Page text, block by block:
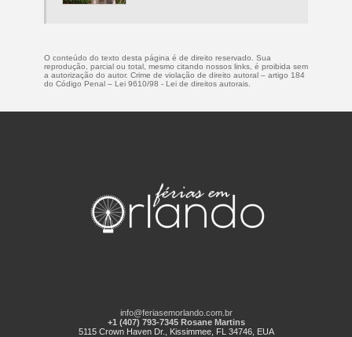
O conteúdo do texto desta página é de direito reservado. Sua
reprodução, parcial ou total, mesmo citando nossos links, é proibida sem
a autorização do autor. Crime de violação de direito autoral – artigo 184
do Código Penal – Lei 9610/98 - Lei de direitos autorais
info@feriasemorlando.com.br
+1 (407) 793-7345 Rosane Martins
5115 Crown Haven Dr., Kissimmee, FL 34746, EUA